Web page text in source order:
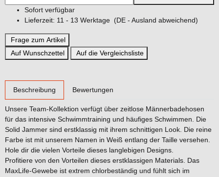
Sofort verfügbar
Lieferzeit: 11 - 13 Werktage (DE - Ausland abweichend)
Frage zum Artikel
Auf Wunschzettel
Auf die Vergleichsliste
Beschreibung Bewertungen
Unsere Team-Kollektion verfügt über zeitlose Männerbadehosen
für das intensive Schwimmtraining und häufiges Schwimmen. Die
Solid Jammer sind erstklassig mit ihrem schnittigen Look. Die reine
Farbe ist mit unserem Namen in Weiß entlang der Taille versehen.
Hole dir die vielen Vorteile dieses langlebigen Designs.
Profitiere von den Vorteilen dieses erstklassigen Materials. Das
MaxLife-Gewebe ist extrem chlorbeständig und fühlt sich im